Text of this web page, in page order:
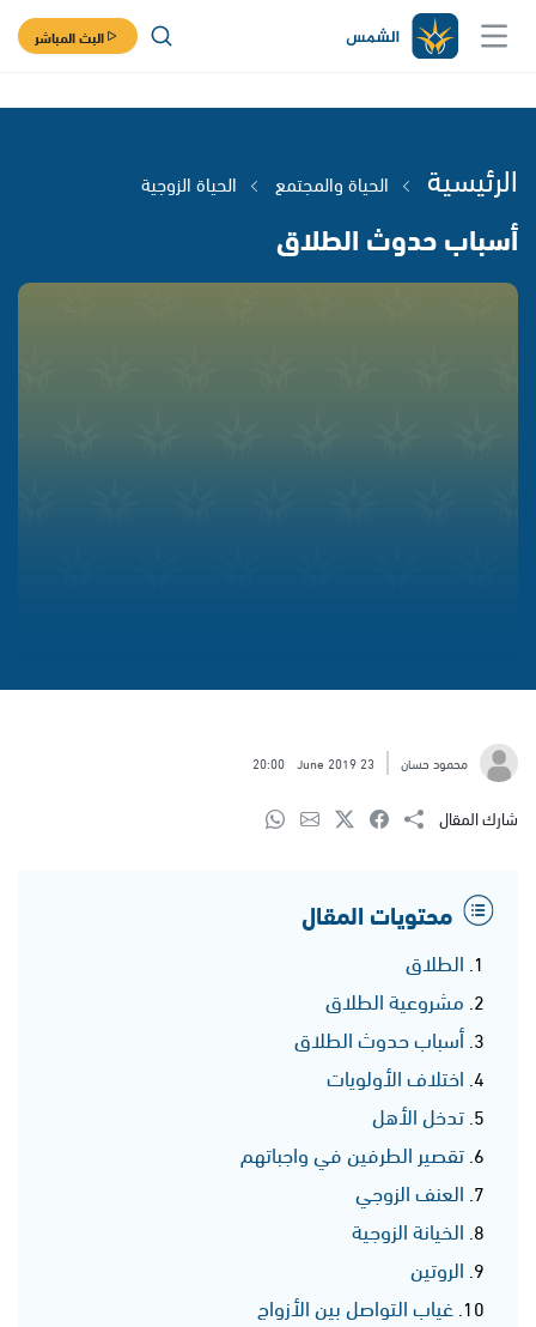
البث المباشر
الرئيسية الحياة والمجتمع الحياة الزوجية
أسباب حدوث الطلاق
محمود حسان 23 June 2019
20:00
شارك المقال
محتويات المقال
الطلاق
مشروعية الطلاق
أسباب حدوث الطلاق
اختلاف الأولويات
تدخل الأهل
تقصير الطرفين في واجباتهم
العنف الزوجي
الخيانة الزوجية
الروتين
غياب التواصل بين الأزواج